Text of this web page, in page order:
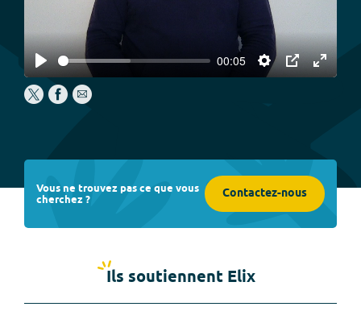
Play
00:05
Settings
PIP
Enter
Vous ne trouvez pas ce que vous
cherchez ? Contactez-nous
Ils soutiennent Elix